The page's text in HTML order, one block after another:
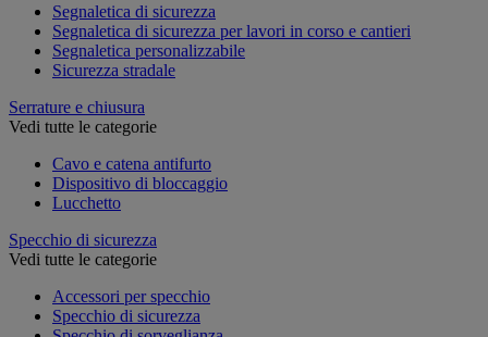
Segnaletica di sicurezza
Segnaletica di sicurezza per lavori in corso e cantieri
Segnaletica personalizzabile
Sicurezza stradale
Serrature e chiusura
Vedi tutte le categorie
Cavo e catena antifurto
Dispositivo di bloccaggio
Lucchetto
Specchio di sicurezza
Vedi tutte le categorie
Accessori per specchio
Specchio di sicurezza